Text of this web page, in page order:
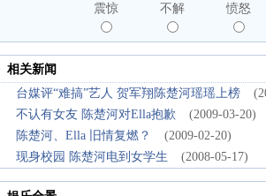
震惊 不解 愤怒
相关新闻
台媒评“难搞”艺人 贺军翔陈楚河瑶瑶上榜
不认有女友 陈楚河对Ella抱歉
(2009-03-20)
陈楚河、Ella 旧情复燃？
(2009-02-20)
现身校园 陈楚河电到女学生
(2008-05-17)